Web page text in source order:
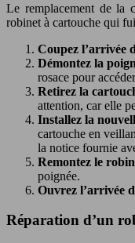
Le remplacement de la
robinet à cartouche qui
Coupez l’arrivée
Démontez la
rosace pour
Retirez la
attention, car elle
Installez la
cartouche en
la notice fournie
Remontez le
poignée.
Ouvrez l’arrivée
Réparation d’un